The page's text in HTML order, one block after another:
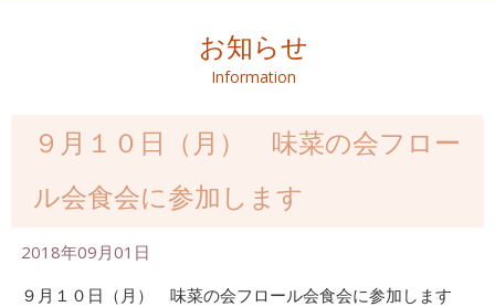
お知らせ
Information
９月１０日（月） 味菜の会フロー
ル会食会に参加します
2018年09月01日
９月１０日（月） 味菜の会フロール会食会に参加します